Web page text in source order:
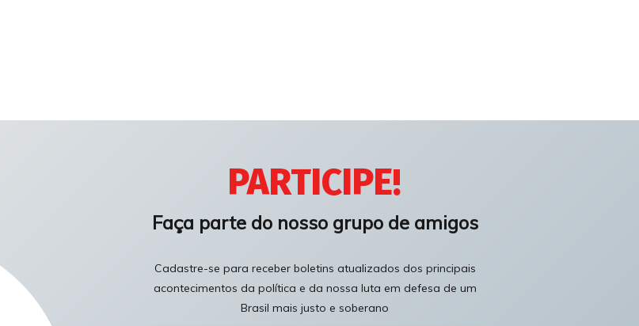
PARTICIPE!
Faça parte do nosso grupo de amigos
Cadastre-se para receber boletins atualizados dos principais
acontecimentos da política e da nossa luta em defesa de um
Brasil mais justo e soberano